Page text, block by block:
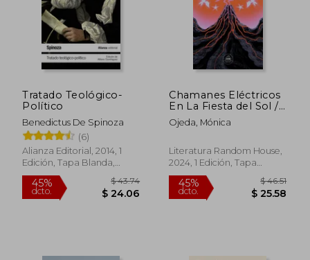
Tratado Teológico-
Político
Benedictus De Spinoza
(6)
Alianza Editorial, 2014, 1
Edición, Tapa Blanda,
Nuevo
Chamanes Eléctricos
En La Fiesta del Sol /
Electric Shamans at
the Festival of T He
Ojeda, Mónica
Literatura Random House,
2024, 1 Edición, Tapa
Blanda, Nuevo